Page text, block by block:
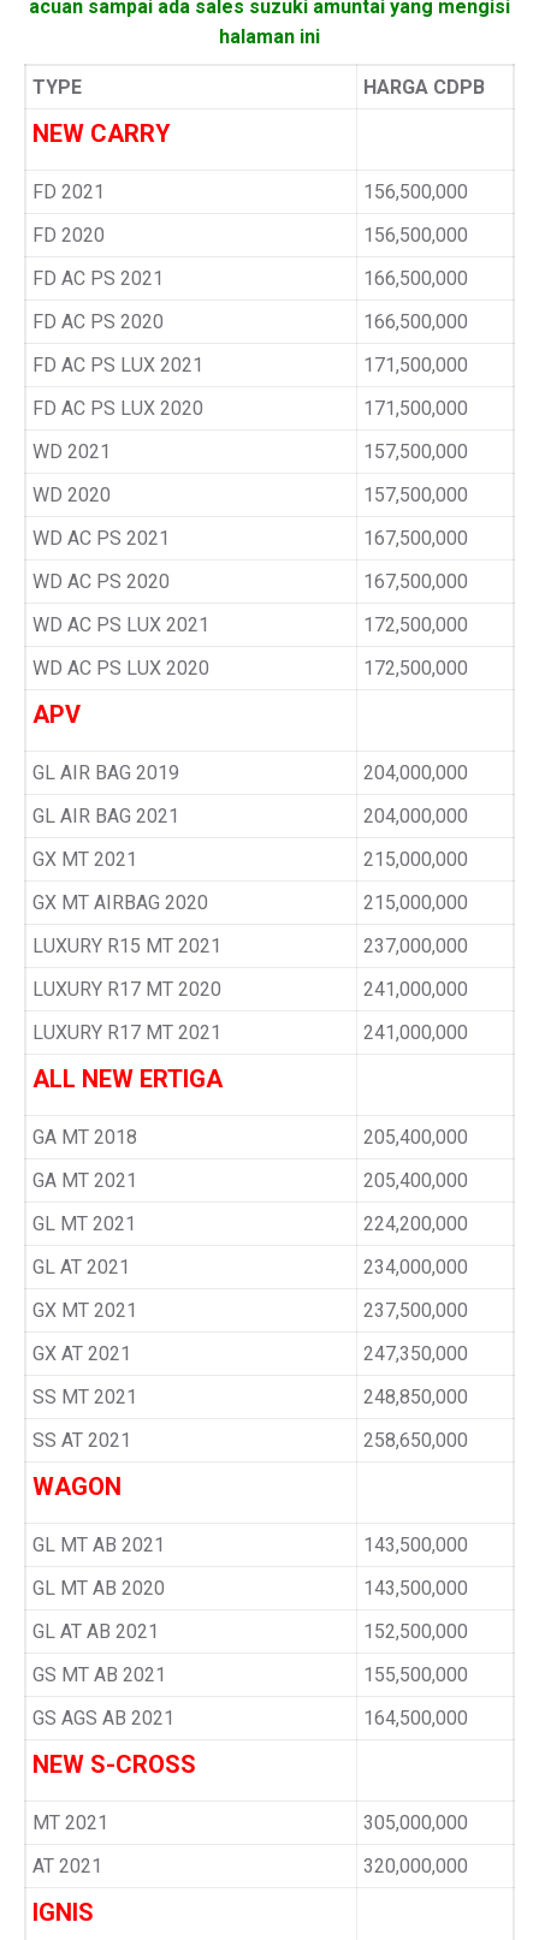
acuan sampai ada sales suzuki amuntai yang mengisi
halaman ini
TYPE HARGA CDPB
NEW CARRY
FD 2021
156,500,000
FD 2020
156,500,000
FD AC PS 2021
166,500,000
FD AC PS 2020
166,500,000
FD AC PS LUX 2021
171,500,000
FD AC PS LUX 2020
171,500,000
WD 2021
157,500,000
WD 2020
157,500,000
WD AC PS 2021
167,500,000
WD AC PS 2020
167,500,000
WD AC PS LUX 2021
172,500,000
WD AC PS LUX 2020
172,500,000
APV
GL AIR BAG 2019
204,000,000
GL AIR BAG 2021
204,000,000
GX MT 2021
215,000,000
GX MT AIRBAG 2020
215,000,000
LUXURY R15 MT 2021
237,000,000
LUXURY R17 MT 2020
241,000,000
LUXURY R17 MT 2021
241,000,000
ALL NEW ERTIGA
GA MT 2018
205,400,000
GA MT 2021
205,400,000
GL MT 2021
224,200,000
GL AT 2021
234,000,000
GX MT 2021
237,500,000
GX AT 2021
247,350,000
SS MT 2021
248,850,000
SS AT 2021
258,650,000
WAGON
GL MT AB 2021
143,500,000
GL MT AB 2020
143,500,000
GL AT AB 2021
152,500,000
GS MT AB 2021
155,500,000
GS AGS AB 2021
164,500,000
NEW S-CROSS
MT 2021
305,000,000
AT 2021
320,000,000
IGNIS